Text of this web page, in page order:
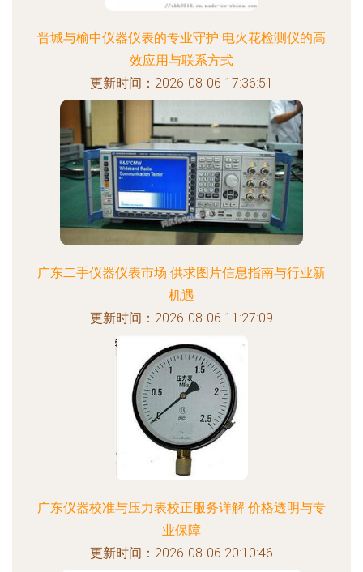
晋城与榆中仪器仪表的专业守护 电火花检测仪的高
效应用与联系方式
更新时间：2026-08-06 17:36:51
广东二手仪器仪表市场 供求图片信息指南与行业新
机遇
更新时间：2026-08-06 11:27:09
广东仪器校准与压力表校正服务详解 价格透明与专
业保障
更新时间：2026-08-06 20:10:46